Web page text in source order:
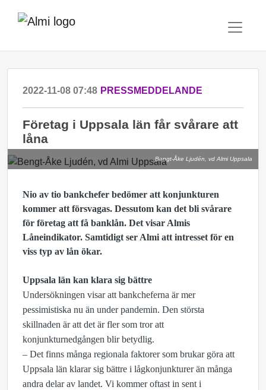
2022-11-08 07:48 PRESSMEDDELANDE
Företag i Uppsala län får svårare att
låna
Bengt-Åke Ljudén, vd Almi Uppsala
Nio av tio bankchefer bedömer att konjunkturen
kommer att försvagas. Dessutom kan det bli svårare
för företag att få banklån. Det visar Almis
Låneindikator. Samtidigt ser Almi att intresset för en
viss typ av lån ökar.
Uppsala län kan klara sig bättre
Undersökningen visar att bankcheferna är mer
pessimistiska nu än under pandemin. Den största
skillnaden är att det är fler som tror att
konjunkturnedgången blir betydlig.
– Det finns många regionala faktorer som brukar göra att
Uppsala län klarar sig bättre i lågkonjunkturer än många
andra delar av landet. Vi kommer oftast in sent i